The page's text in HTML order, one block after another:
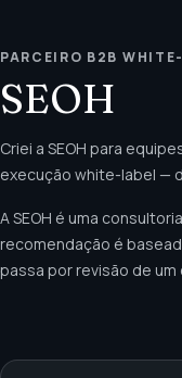
PARCEIRO B2B
SEOH
Criei a SEOH para
execução white-label —
A SEOH é uma
recomendação é
passa por revisão de